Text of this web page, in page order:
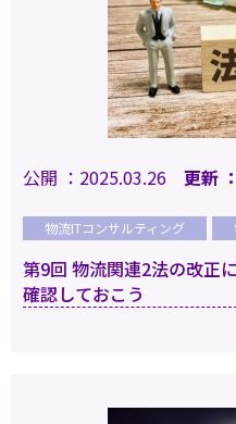
公開 ：2025.03.26 更新
物流ITコンサルティング
第9回 物流関連2法の改正
確認しておこう